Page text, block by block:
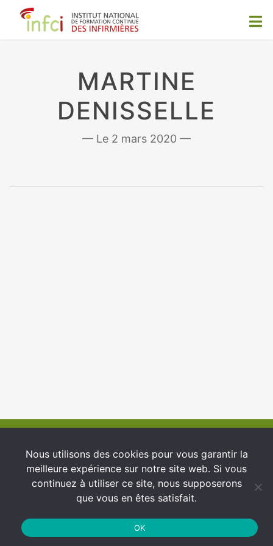
MARTINE
DENISSELLE
2 mars 2020
Nous utilisons des cookies pour vous garantir la
meilleure expérience sur notre site web. Si vous
continuez à utiliser ce site, nous supposerons
que vous en êtes satisfait.
OK
Conditions générales d’utilisation
Protection des Données